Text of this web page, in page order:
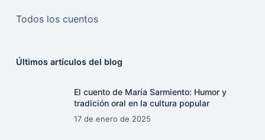
Todos los cuentos
Últimos artículos del blog
El cuento de María Sarmiento: Humor y
tradición oral en la cultura popular
17 de enero de 2025